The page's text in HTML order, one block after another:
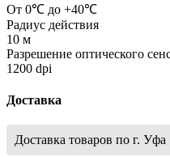
От 0℃ до +40℃
Радиус действия
10 м
Разрешение оптического
1200 dpi
Доставка
Доставка товаров по г. Уфа